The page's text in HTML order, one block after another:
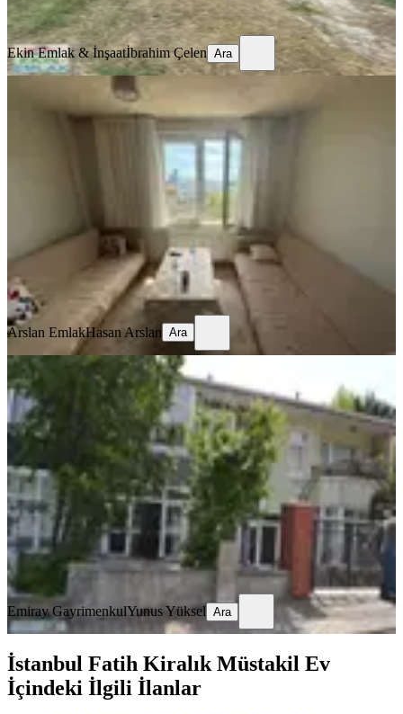
Ara
Ekin Emlak & İnşaatİbrahim Çelen Ara
Arslan Emlak'tan Gülsuyu
Mahallesinde Kiralık 2+1 Müstakil Ev
Maltepe, Gülsuyu Mahallesi
75 m² 18.06.2026
Arslan EmlakHasan Arslan
Ara
Arslan EmlakHasan Arslan Ara
BALKONLU
%11
Akdeniz Caddesine Komşu
Ulaşımlara Komşu Boşş Müstakil
Ümraniye, Atakent Mahallesi
4+1
· 200 m² ·12.06.2026
79.000 ₺89.000 ₺
Emiray Gayrimenkul Yunus Yüksel
Ara
Emiray GayrimenkulYunus Yüksel Ara
İstanbul Fatih Kiralık Müstakil Ev
İçindeki İlgili İlanlar